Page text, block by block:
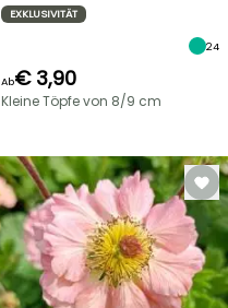
EXKLUSIVITÄT
24
Ab€ 3,90
Kleine Töpfe von 8/9 cm